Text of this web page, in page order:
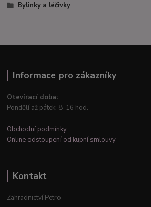
Bylinky a léčivky
Informace pro zákazníky
Otevírací doba:
Pondělí až pátek: 8-16 hod.
Obchodní podmínky
Online odstoupení od kupní smlouvy
Kontakt
Zahradnictví Petro